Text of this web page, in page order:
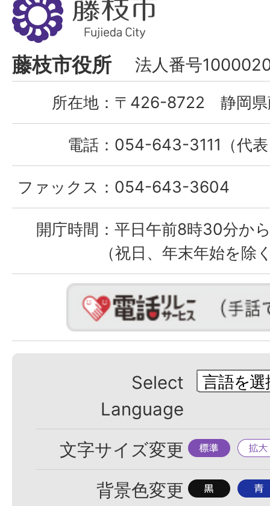
枝
市
Fujieda
City
藤枝市役所 法人番号
所在地： 〒426-8722 静岡県
電話： 054-643-3111（代
ファックス： 054-643-3604
開庁時間： 平日午前8時30分か
（祝日、年末年始を除
Select
Language
文字サイズ変更 標
準
拡
大
背景色変更 背
背